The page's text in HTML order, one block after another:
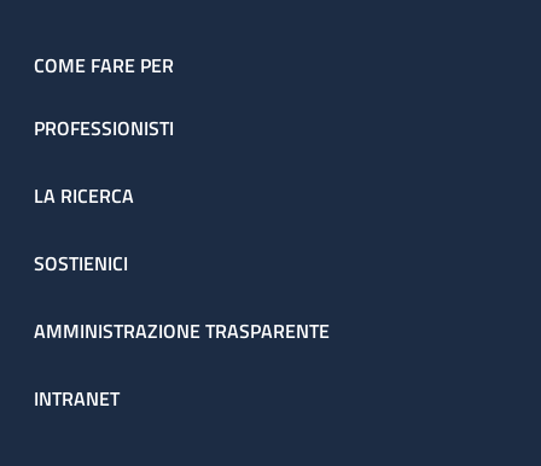
COME FARE PER
PROFESSIONISTI
LA RICERCA
SOSTIENICI
AMMINISTRAZIONE TRASPARENTE
INTRANET